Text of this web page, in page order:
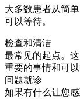
大多数患者从简
可以等待。
检查和清洁
最常见的起点。
重要的事情和可以
问题就诊
如果有什么让您